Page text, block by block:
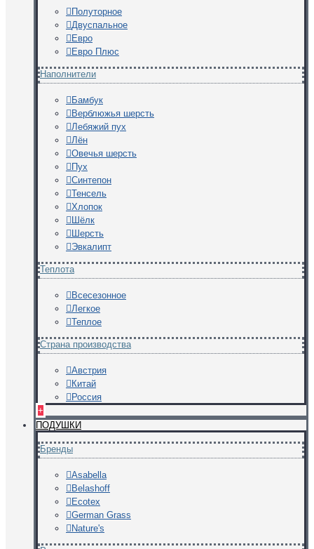
Полуторное
Двуспальное
Евро
Евро Плюс
Наполнители
Бамбук
Верблюжья шерсть
Лебяжий пух
Лён
Овечья шерсть
Пух
Синтепон
Тенсель
Хлопок
Шёлк
Шерсть
Эвкалипт
Теплота
Всесезонное
Легкое
Теплое
Страна производства
Австрия
Китай
Россия
+
ПОДУШКИ
Бренды
Asabella
Belashoff
Ecotex
German Grass
Nature's